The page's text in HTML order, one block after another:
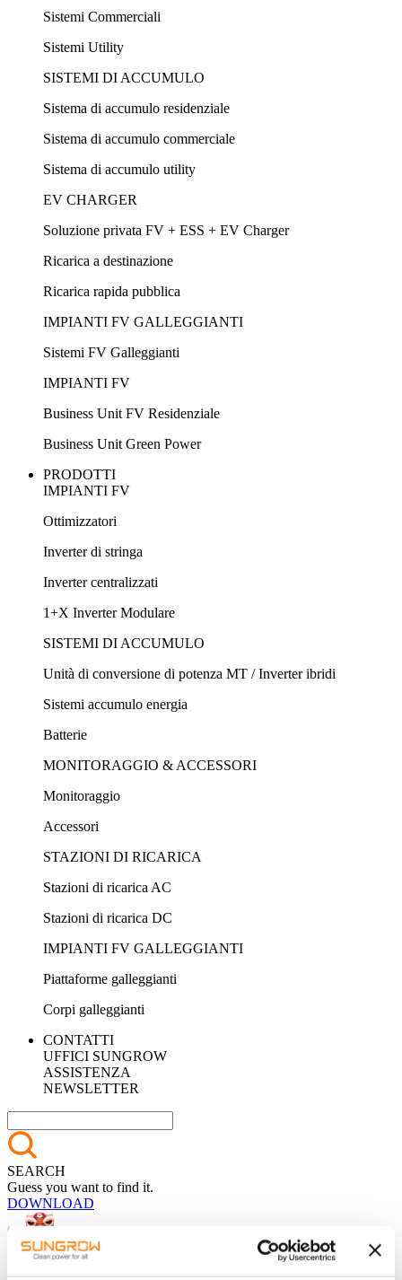
Sistemi Commerciali
Sistemi Utility
SISTEMI DI ACCUMULO
Sistema di accumulo residenziale
Sistema di accumulo commerciale
Sistema di accumulo utility
EV CHARGER
Soluzione privata FV + ESS + EV Charger
Ricarica a destinazione
Ricarica rapida pubblica
IMPIANTI FV GALLEGGIANTI
Sistemi FV Galleggianti
IMPIANTI FV
Business Unit FV Residenziale
Business Unit Green Power
PRODOTTI
IMPIANTI FV
Ottimizzatori
Inverter di stringa
Inverter centralizzati
1+X Inverter Modulare
SISTEMI DI ACCUMULO
Unità di conversione di potenza MT / Inverter ibridi
Sistemi accumulo energia
Batterie
MONITORAGGIO & ACCESSORI
Monitoraggio
Accessori
STAZIONI DI RICARICA
Stazioni di ricarica AC
Stazioni di ricarica DC
IMPIANTI FV GALLEGGIANTI
Piattaforme galleggianti
Corpi galleggianti
CONTATTI
UFFICI SUNGROW
ASSISTENZA
NEWSLETTER
SEARCH
Guess you want to find it.
DOWNLOAD